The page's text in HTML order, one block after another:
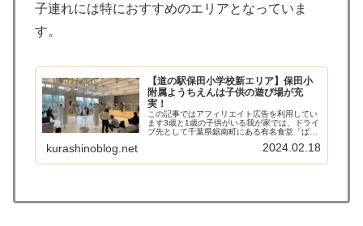
子連れには特におすすめのエリアとなっていま
す。
【道の駅保田小学校新エリア】保田小
附属ようちえんは子供の遊び場が充
実！
この記事ではアフィリエイト広告を利用してい
ます3歳と1歳の子供がいる我が家では、ドライ
ブ先として千葉県鋸南町にある有名食堂「ばん
っています。子連れでのお出かけは、子供の受
kurashinoblog.net 2024.02.18